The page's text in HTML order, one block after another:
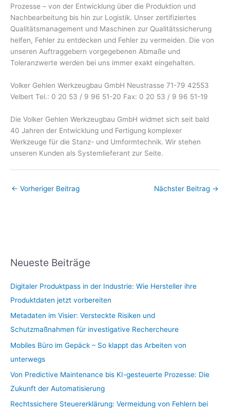
Prozesse – von der Entwicklung über die Produktion und
Nachbearbeitung bis hin zur Logistik. Unser zertifiziertes
Qualitätsmanagement und Maschinen zur Qualitätssicherung
helfen, Fehler zu entdecken und Fehler zu vermeiden. Die von
unseren Auftraggebern vorgegebenen Abmaße und
Toleranzwerte werden bei uns immer exakt eingehalten.
Volker Gehlen Werkzeugbau GmbH Neustrasse 71-79 42553
Velbert Tel.: 0 20 53 / 9 96 51-20 Fax: 0 20 53 / 9 96 51-19
Die Volker Gehlen Werkzeugbau GmbH widmet sich seit bald
40 Jahren der Entwicklung und Fertigung komplexer
Werkzeuge für die Stanz- und Umformtechnik. Wir stehen
unseren Kunden als Systemlieferant zur Seite.
← Vorheriger Beitrag Nächster Beitrag →
Neueste Beiträge
Digitaler Produktpass in der Industrie: Wie Hersteller ihre
Produktdaten jetzt vorbereiten
Metadaten im Visier: Versteckte Risiken und
Schutzmaßnahmen für investigative Rechercheure
Mobiles Büro im Gepäck – So klappt das Arbeiten von
unterwegs
Von Predictive Maintenance bis KI-gesteuerte Prozesse: Die
Zukunft der Automatisierung
Rechtssichere Steuererklärung: Vermeidung von Fehlern bei